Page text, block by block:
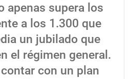
apenas supera los
a los 1.300 que
un jubilado que
el régimen general.
con un plan